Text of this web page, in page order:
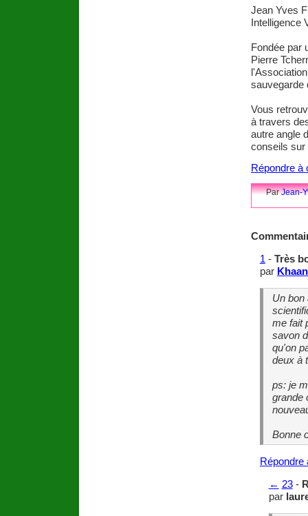
Jean Yves
Intelligence
Fondée par
Pierre
sauvegarde
Vous
à travers
autre angle
conseils sur
Répondre à
ParJean-
1 - Très
par
Un
me fait
savon
qu'on
deux à
ps: je
grande
Bonne
Répondre
← 23-
par